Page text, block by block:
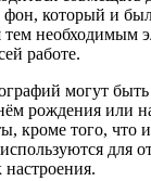
фон, который и
тем необходимым
работе.
могут
рождения или
кроме того, что
для
настроения.